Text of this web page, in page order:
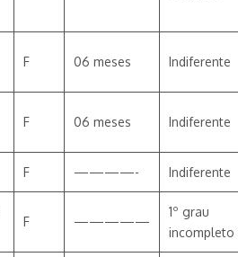
F 06 meses Indiferente
F 06 meses Indiferente
F ————- Indiferente
F —————
1º grau
incompleto